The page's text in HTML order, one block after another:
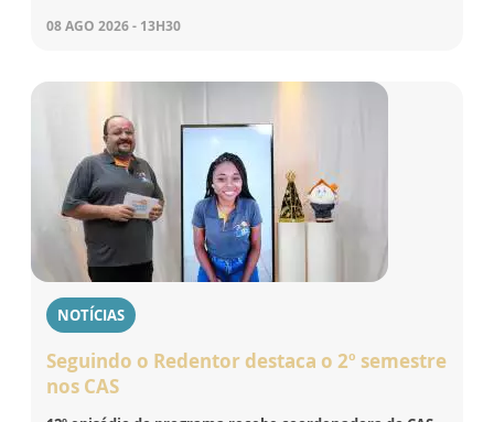
08 AGO 2026 - 13H30
NOTÍCIAS
Seguindo o Redentor destaca o 2º semestre
nos CAS